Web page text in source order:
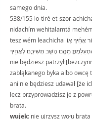
samego dnia.
538/155 lo-tiré et-szor
nidachím wehitalamtá
tesziwém leachicha לֹֽא־תִרְאֶה֩ אֶת־שׁ֨וֹר אָחִ֜יךָ א֤וֹ
מֵהֶ֑ם הָשֵׁ֥ב תְּשִׁיבֵ֖ם לְאָחִֽיךָ
nie będziesz patrzył
zabłąkanego byka albo owcę
ani nie będziesz udawał [że
lecz przyprowadzisz je z
brata.
wujek: nie ujrzysz wołu